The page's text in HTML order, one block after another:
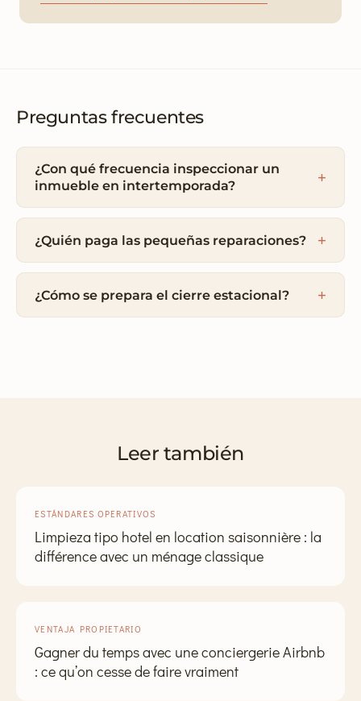
Preguntas frecuentes
¿Con qué frecuencia inspeccionar un
inmueble en intertemporada?
¿Quién paga las pequeñas reparaciones?
¿Cómo se prepara el cierre estacional?
Leer también
ESTÁNDARES OPERATIVOS
Limpieza tipo hotel en location saisonnière : la
différence avec un ménage classique
VENTAJA PROPIETARIO
Gagner du temps avec une conciergerie Airbnb
: ce qu’on cesse de faire vraiment